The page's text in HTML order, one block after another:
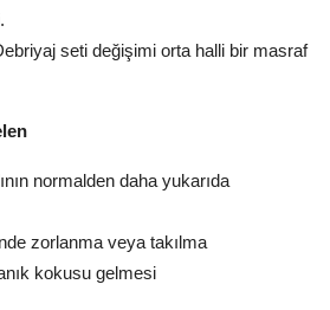
seti değişimi orta halli bir masraf
normalden daha yukarıda
zorlanma veya takılma
kokusu gelmesi